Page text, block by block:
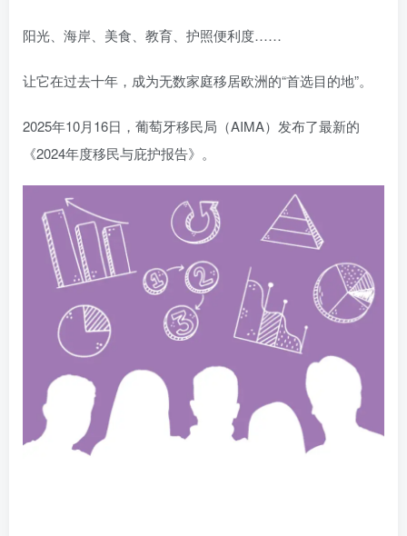
阳光、海岸、美食、教育、护照便利度……
让它在过去十年，成为无数家庭移居欧洲的“首选目的地”。
2025年10月16日，葡萄牙移民局（AIMA）发布了最新的
《2024年度移民与庇护报告》。